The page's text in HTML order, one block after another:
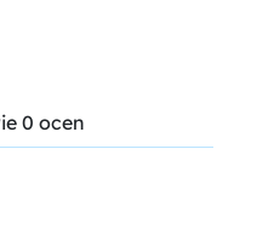
0 ocen